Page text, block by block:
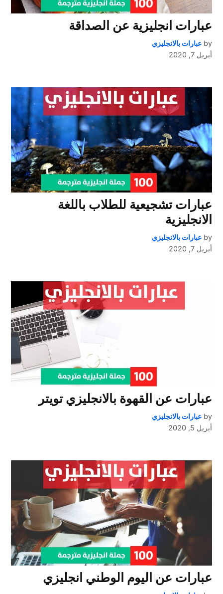
عبارات انجليزية عن الصداقة
by عبارات بالانجليزي
أبريل 7, 2020
عبارات تشجيعية للطلاب باللغة
الانجليزية
by عبارات بالانجليزي
أبريل 7, 2020
عبارات عن القهوة بالانجليزي تويتر
by عبارات بالانجليزي
أبريل 5, 2020
عبارات عن اليوم الوطني انجليزي